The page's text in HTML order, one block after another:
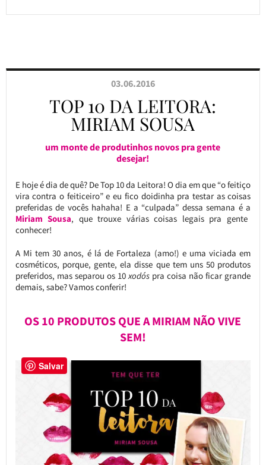
03.06.2016
TOP 10 DA LEITORA:
MIRIAM SOUSA
um monte de produtinhos novos pra gente
desejar!
E hoje é dia de quê? De Top 10 da Leitora! O dia em que “o feitiço
vira contra o feiticeiro” e eu fico doidinha pra testar as coisas
preferidas de vocês hahaha! E a “culpada” dessa semana é a
Miriam Sousa, que trouxe várias coisas legais pra gente
conhecer!
A Mi tem 30 anos, é lá de Fortaleza (amo!) e uma viciada em
cosméticos, porque, gente, ela disse que tem uns 50 produtos
preferidos, mas separou os 10xodós pra coisa não ficar grande
demais, sabe? Vamos conferir!
OS 10 PRODUTOS QUE A MIRIAM NÃO VIVE
SEM!
Salvar